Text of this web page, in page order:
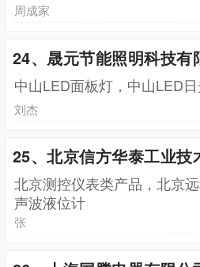
周成家
24、晟元节能照明科技有
中山LED面板灯，中山LED
刘杰
25、北京信方华泰工业技
北京测控仪表类产品，北京
声波液位计
张